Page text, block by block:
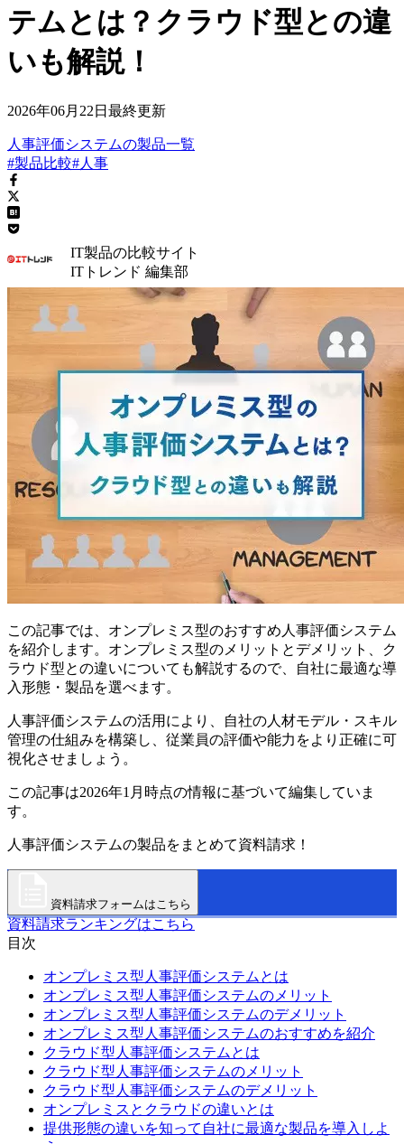
テムとは？クラウド型との違
いも解説！
2026年06月22日 最終更新
人事評価システムの製品一覧
#製品比較#人事
IT製品の比較サイト
ITトレンド 編集部
この記事では、オンプレミス型のおすすめ人事評価システム
を紹介します。オンプレミス型のメリットとデメリット、ク
ラウド型との違いについても解説するので、自社に最適な導
入形態・製品を選べます。
人事評価システムの活用により、自社の人材モデル・スキル
管理の仕組みを構築し、従業員の評価や能力をより正確に可
視化させましょう。
この記事は2026年1月時点の情報に基づいて編集していま
す。
人事評価システムの製品をまとめて資料請求！
資料請求フォームはこちら
資料請求ランキングはこちら
目次
オンプレミス型人事評価システムとは
オンプレミス型人事評価システムのメリット
オンプレミス型人事評価システムのデメリット
オンプレミス型人事評価システムのおすすめを紹介
クラウド型人事評価システムとは
クラウド型人事評価システムのメリット
クラウド型人事評価システムのデメリット
オンプレミスとクラウドの違いとは
提供形態の違いを知って自社に最適な製品を導入しよ